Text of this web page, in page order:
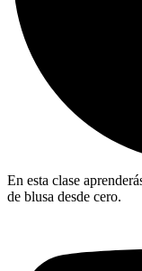
En esta clase
de blusa desde cero.